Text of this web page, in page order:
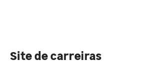
Site de carreiras